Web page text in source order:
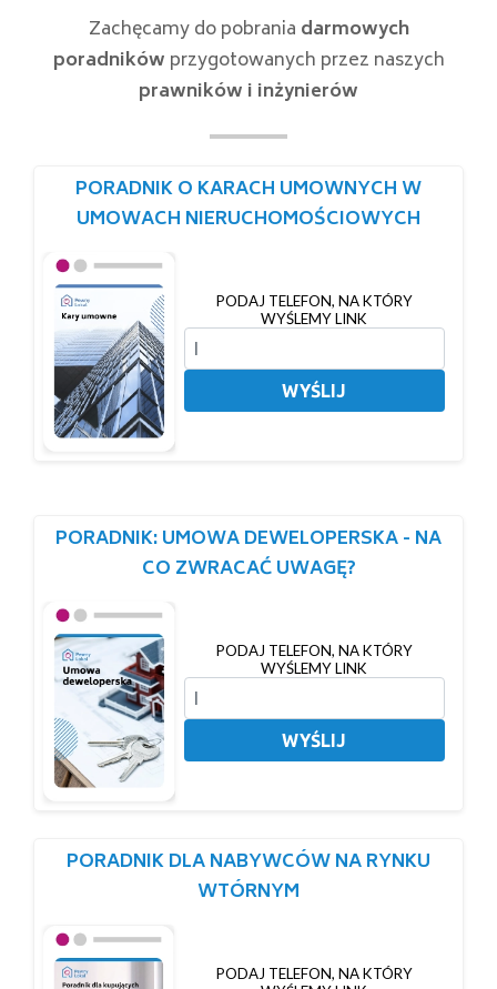
Zachęcamy do pobrania darmowych
poradników przygotowanych przez naszych
prawników i inżynierów
PORADNIK O KARACH UMOWNYCH W
UMOWACH NIERUCHOMOŚCIOWYCH
PODAJ TELEFON, NA KTÓRY
WYŚLEMY LINK
WYŚLIJ
PORADNIK: UMOWA DEWELOPERSKA - NA
CO ZWRACAĆ UWAGĘ?
PODAJ TELEFON, NA KTÓRY
WYŚLEMY LINK
WYŚLIJ
PORADNIK DLA NABYWCÓW NA RYNKU
WTÓRNYM
PODAJ TELEFON, NA KTÓRY